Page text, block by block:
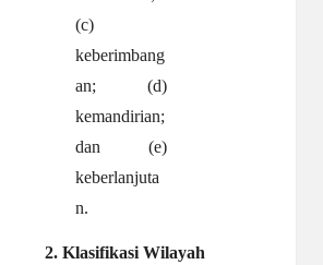
(c)
keberimbang
an; (d)
kemandirian;
dan (e)
keberlanjuta
n.
2. Klasifikasi Wilayah